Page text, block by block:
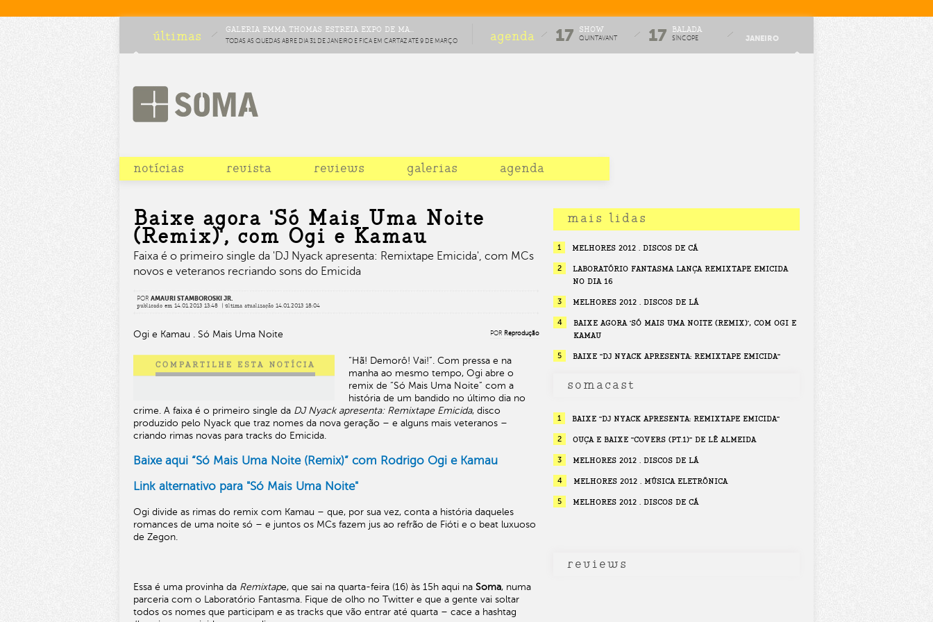
últimas GALERIA EMMA THOMAS ESTREIA EXPO DE MA...
TODAS AS QUEDAS ABRE DIA 31 DE JANEIRO E FICA EM CARTAZ ATÉ 9 DE MARÇO agenda 17 SHOW
QUINTAVANT
17 BALADA
SÍNCOPE JANEIRO
notícias revista reviews galerias agenda
Baixe agora 'Só Mais Uma Noite
(Remix)', com Ogi e Kamau
Faixa é o primeiro single da 'DJ Nyack apresenta: Remixtape Emicida', com MCs
novos e veteranos recriando sons do Emicida
POR AMAURI STAMBOROSKI JR.
publicado em 14.01.2013 13:48 | última atualização 14.01.2013 18:04
Ogi e Kamau . Só Mais Uma Noite POR Reprodução
“Hã! Demorô! Vai!”. Com pressa e na
manha ao mesmo tempo, Ogi abre o
remix de “Só Mais Uma Noite” com a
história de um bandido no último dia no
crime. A faixa é o primeiro single da DJ Nyack apresenta: Remixtape Emicida, disco
produzido pelo Nyack que traz nomes da nova geração – e alguns mais veteranos –
criando rimas novas para tracks do Emicida.
Baixe aqui “Só Mais Uma Noite (Remix)” com Rodrigo Ogi e Kamau
Link alternativo para "Só Mais Uma Noite"
Ogi divide as rimas do remix com Kamau – que, por sua vez, conta a história daqueles
romances de uma noite só – e juntos os MCs fazem jus ao refrão de Fióti e o beat luxuoso
de Zegon.
Essa é uma provinha da Remixtape, que sai na quarta-feira (16) às 15h aqui na Soma, numa
parceria com o Laboratório Fantasma. Fique de olho no Twitter e que a gente vai soltar
todos os nomes que participam e as tracks que vão entrar até quarta – cace a hashtag
mais lidas
1 MELHORES 2012 . DISCOS DE CÁ
2
LABORATÓRIO FANTASMA LANÇA REMIXTAPE EMICIDA
NO DIA 16
3 MELHORES 2012 . DISCOS DE LÁ
4
BAIXE AGORA 'SÓ MAIS UMA NOITE (REMIX)', COM OGI E
KAMAU
5 BAIXE "DJ NYACK APRESENTA: REMIXTAPE EMICIDA"
somacast
1 BAIXE "DJ NYACK APRESENTA: REMIXTAPE EMICIDA"
2 OUÇA E BAIXE "COVERS (PT.1)" DE LÊ ALMEIDA
3 MELHORES 2012 . DISCOS DE LÁ
4 MELHORES 2012 . MÚSICA ELETRÔNICA
5 MELHORES 2012 . DISCOS DE CÁ
reviews